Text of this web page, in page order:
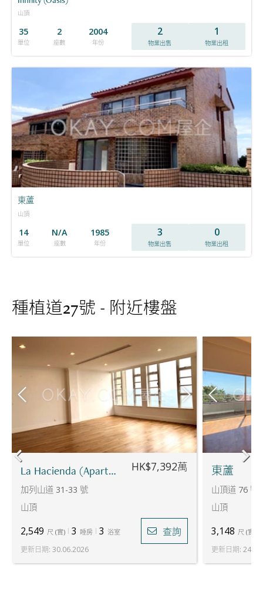
山頂
35
單位
2
座數
2004
年份
2
物業出售
1
物業出租
東蘆
山頂
14
單位
N/A
座數
1985
年份
3
物業出售
0
物業出租
種植道27號 - 附近樓盤
La Hacienda (Apartments) - B座
加列山道 31-33 號
山頂
HK$7,392萬
2,549 尺 (實) 3 睡房 3 浴室 查詢
更新日期: 30.06.2026
東蘆
山頂道 76 號
山頂
3,148 尺 (實
更新日期: